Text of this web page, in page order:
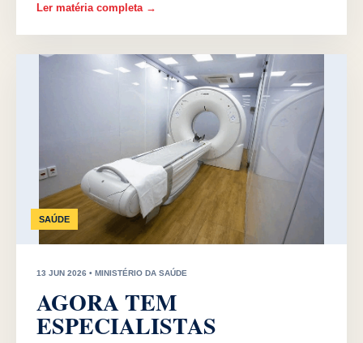
Ler matéria completa →
SAÚDE
13 JUN 2026 • MINISTÉRIO DA SAÚDE
AGORA TEM
ESPECIALISTAS